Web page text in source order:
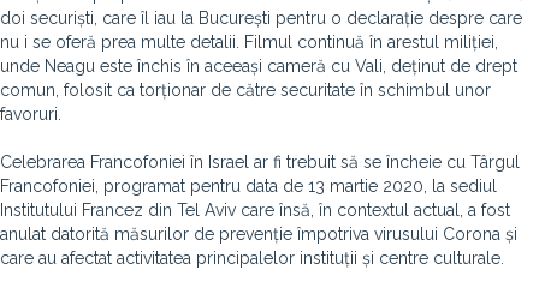
doi securiști, care îl iau la București pentru o declarație despre care
nu i se oferă prea multe detalii. Filmul continuă în arestul miliției,
unde Neagu este închis în aceeași cameră cu Vali, deținut de drept
comun, folosit ca torționar de către securitate în schimbul unor
favoruri.
Celebrarea Francofoniei în Israel ar fi trebuit să se încheie cu Târgul
Francofoniei, programat pentru data de 13 martie 2020, la sediul
Institutului Francez din Tel Aviv care însă, în contextul actual, a fost
anulat datorită măsurilor de prevenție împotriva virusului Corona și
care au afectat activitatea principalelor instituții și centre culturale.